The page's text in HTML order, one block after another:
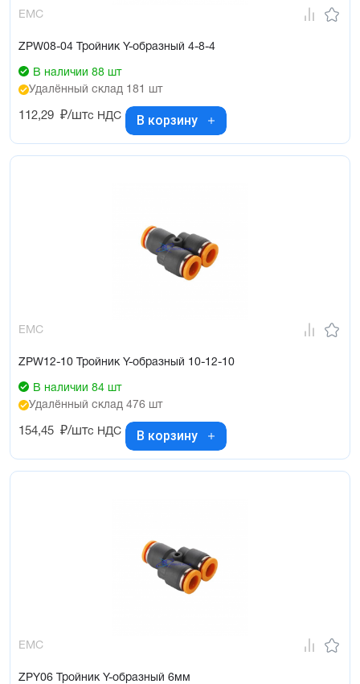
EMC
ZPW08-04 Тройник Y-образный 4-8-4
В наличии 88 шт
Удалённый склад 181 шт
112,29 ₽/штс НДС В корзину
EMC
ZPW12-10 Тройник Y-образный 10-12-10
В наличии 84 шт
Удалённый склад 476 шт
154,45 ₽/штс НДС В корзину
EMC
ZPY06 Тройник Y-образный 6мм